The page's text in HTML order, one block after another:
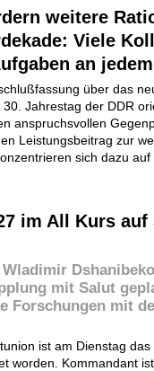
weitere
Viele
an jedem
über das
Jahrestag der DDR
anspruchsvollen
Leistungsbeitrag zur
sich dazu
im All Kurs auf
mit Salut
Forschungen mit
ist am Dienstag
worden. Kommandant